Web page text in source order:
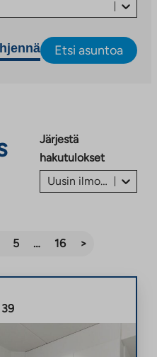
Etsi asuntoa
Järjestä
hakutulokset
Uusin ilmoitus ensin
5 … 16 >